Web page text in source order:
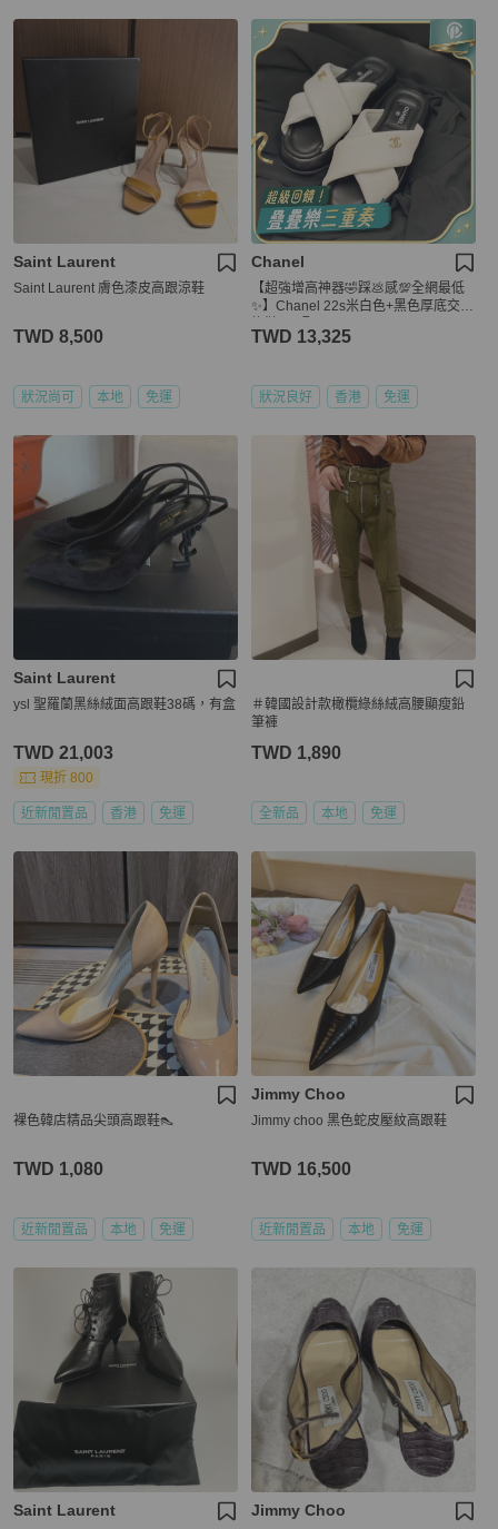
Saint Laurent
Saint Laurent 膚色漆皮高跟涼鞋
TWD 8,500
狀況尚可 本地 免運
Chanel
【超強增高神器🤣踩💩感💯全網最低
✨】Chanel 22s米白色+黑色厚底交叉
TWD 13,325
狀況良好 香港 免運
Saint Laurent
ysl 聖羅蘭黑絲絨面高跟鞋38碼，有盒
TWD 21,003
現折 800
近新閒置品 香港 免運
＃韓國設計款橄欖綠絲絨高腰顯瘦鉛
筆褲
TWD 1,890
全新品 本地 免運
裸色韓店精品尖頭高跟鞋👠
TWD 1,080
近新閒置品 本地 免運
Jimmy Choo
Jimmy choo 黑色蛇皮壓紋高跟鞋
TWD 16,500
近新閒置品 本地 免運
Saint Laurent Jimmy Choo